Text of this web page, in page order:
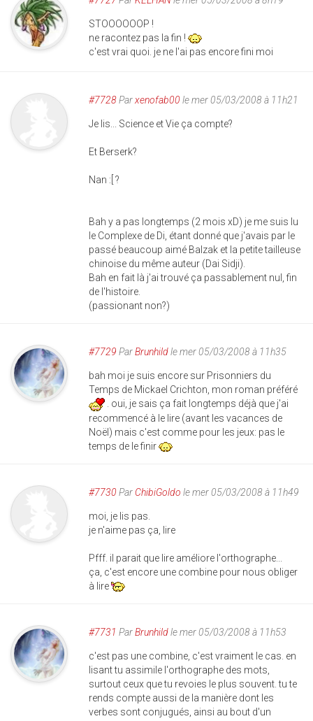
STOOOOOOP !
ne racontez pas la fin !
c'est vrai quoi. je ne l'ai pas encore fini moi
#7728Parxenofab00 le mer 05/03/2008 à 11h21
Je lis... Science et Vie ça compte?
Et Berserk?
Nan :[ ?
Bah y a pas longtemps (2 mois xD) je me suis lu
le Complexe de Di, étant donné que j'avais par le
passé beaucoup aimé Balzak et la petite tailleuse
chinoise du même auteur (Dai Sidji).
Bah en fait là j'ai trouvé ça passablement nul, fin
de l'histoire.
(passionant non?)
#7729 ParBrunhildle mer 05/03/2008 à 11h35
bah moi je suis encore sur Prisonniers du
Temps de Mickael Crichton, mon roman préféré
. oui, je sais ça fait longtemps déjà que j'ai
recommencé à le lire (avant les vacances de
Noël) mais c'est comme pour les jeux: pas le
temps de le finir
#7730 Par ChibiGoldo le mer 05/03/2008 à 11h49
moi, je lis pas.
je n'aime pas ça, lire
Pfff. il parait que lire améliore l'orthographe...
ça, c'est encore une combine pour nous obliger
à lire
#7731 ParBrunhildle mer 05/03/2008 à 11h53
c'est pas une combine, c'est vraiment le cas. en
lisant tu assimile l'orthographe des mots,
surtout ceux que tu revoies le plus souvent. tu te
rends compte aussi de la manière dont les
verbes sont conjugués, ainsi au bout d'un